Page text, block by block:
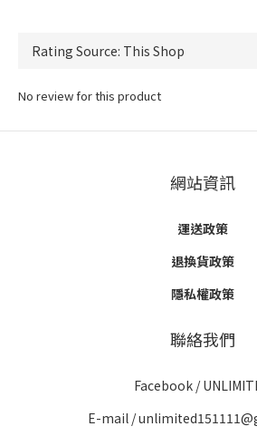
No review for this product
網站資訊
運送政策
退換貨政策
隱私權政策
聯絡我們
Facebook /
E-mail /